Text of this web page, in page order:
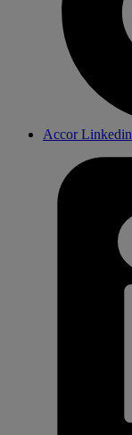
Accor Linkedin